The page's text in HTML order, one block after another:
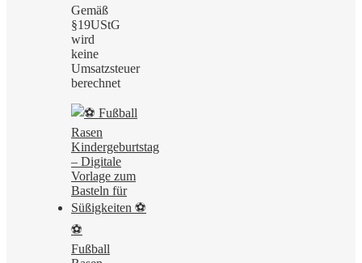
Gemäß
§19UStG
wird
keine
Umsatzsteuer
berechnet
⚽
Fußball